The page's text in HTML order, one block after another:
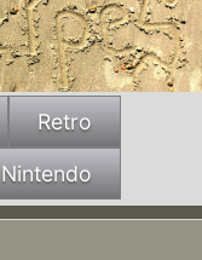
Retro
Nintendo